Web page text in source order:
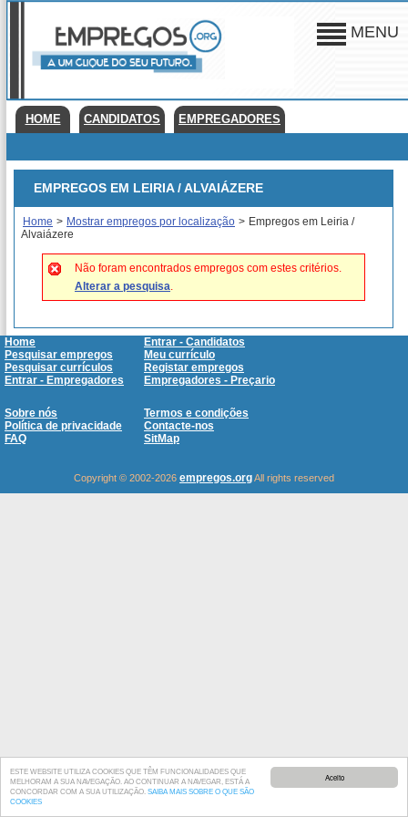
Aceito
ESTE WEBSITE UTILIZA COOKIES QUE TÊM FUNCIONALIDADES QUE
MELHORAM A SUA NAVEGAÇÃO. AO CONTINUAR A NAVEGAR, ESTÁ A
CONCORDAR COM A SUA UTILIZAÇÃO. SAIBA MAIS SOBRE O QUE SÃO
COOKIES
MENU
HOME CANDIDATOS EMPREGADORES
EMPREGOS EM LEIRIA / ALVAIÁZERE
Home > Mostrar empregos por localização > Empregos em Leiria /
Alvaiázere
Não foram encontrados empregos com estes critérios.
Alterar a pesquisa.
Home
Entrar - Candidatos
Pesquisar empregos
Meu currículo
Pesquisar currículos
Registar empregos
Entrar - Empregadores
Empregadores - Preçario
Sobre nós
Termos e condições
Política de privacidade
Contacte-nos
FAQ
SitMap
Copyright © 2002-2026 empregos.orgAll rights reserved